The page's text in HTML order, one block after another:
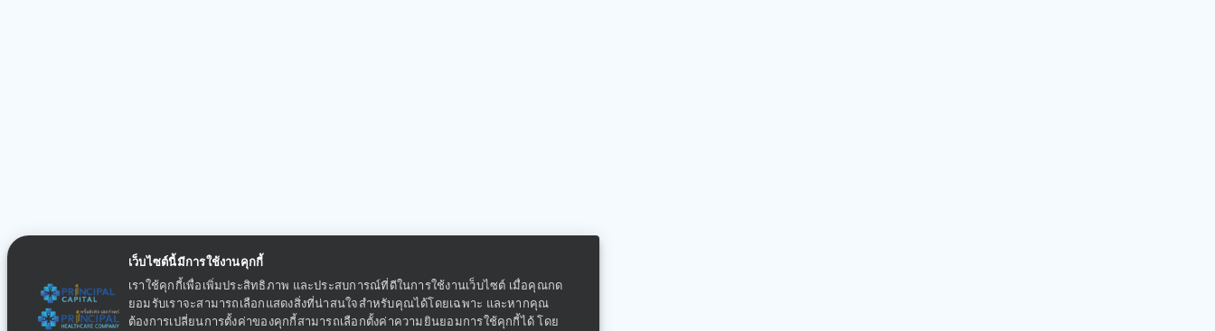
เว็บไซต์นี้มีการใช้งานคุกกี้
เราใช้คุกกี้เพื่อเพิ่มประสิทธิภาพ และประสบการณ์ที่ดีในการใช้งานเว็บไซต์ เมื่อคุณกด
ยอมรับเราจะสามารถเลือกแสดงสิ่งที่น่าสนใจสำหรับคุณได้โดยเฉพาะ และหากคุณ
ต้องการเปลี่ยนการตั้งค่าของคุกกี้สามารถเลือกตั้งค่าความยินยอมการใช้คุกกี้ได้ โดย